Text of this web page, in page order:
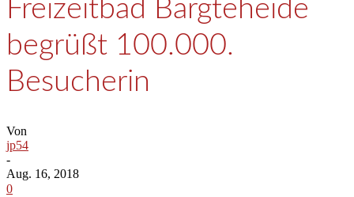
Freizeitbad Bargteheide
begrüßt 100.000.
Besucherin
Von
jp54
-
Aug. 16, 2018
0